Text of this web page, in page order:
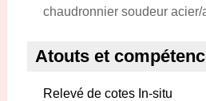
chaudronnier soudeur
Atouts et
Relevé de cotes In-situ